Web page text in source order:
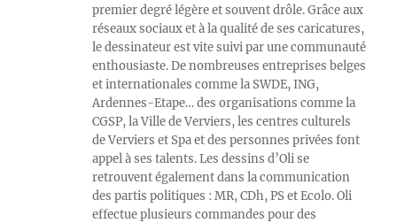
premier degré légère et souvent drôle. Grâce aux
réseaux sociaux et à la qualité de ses caricatures,
le dessinateur est vite suivi par une communauté
enthousiaste. De nombreuses entreprises belges
et internationales comme la SWDE, ING,
Ardennes-Etape… des organisations comme la
CGSP, la Ville de Verviers, les centres culturels
de Verviers et Spa et des personnes privées font
appel à ses talents. Les dessins d’Oli se
retrouvent également dans la communication
des partis politiques : MR, CDh, PS et Ecolo. Oli
effectue plusieurs commandes pour des